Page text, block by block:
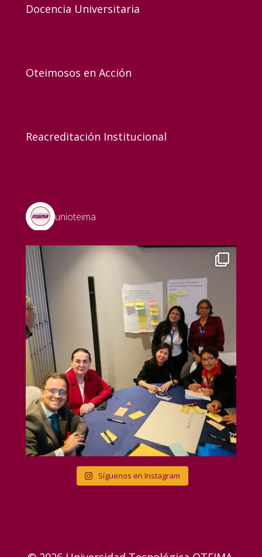
Docencia Universitaria
Oteimosos en Acción
Reacreditación Institucional
unioteima
Síguenos en Instagram